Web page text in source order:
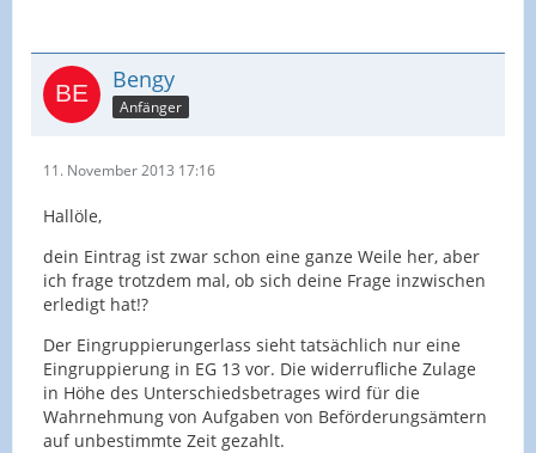
Bengy
Anfänger
11. November 2013 17:16
Hallöle,
dein Eintrag ist zwar schon eine ganze Weile her, aber
ich frage trotzdem mal, ob sich deine Frage inzwischen
erledigt hat!?
Der Eingruppierungerlass sieht tatsächlich nur eine
Eingruppierung in EG 13 vor. Die widerrufliche Zulage
in Höhe des Unterschiedsbetrages wird für die
Wahrnehmung von Aufgaben von Beförderungsämtern
auf unbestimmte Zeit gezahlt.